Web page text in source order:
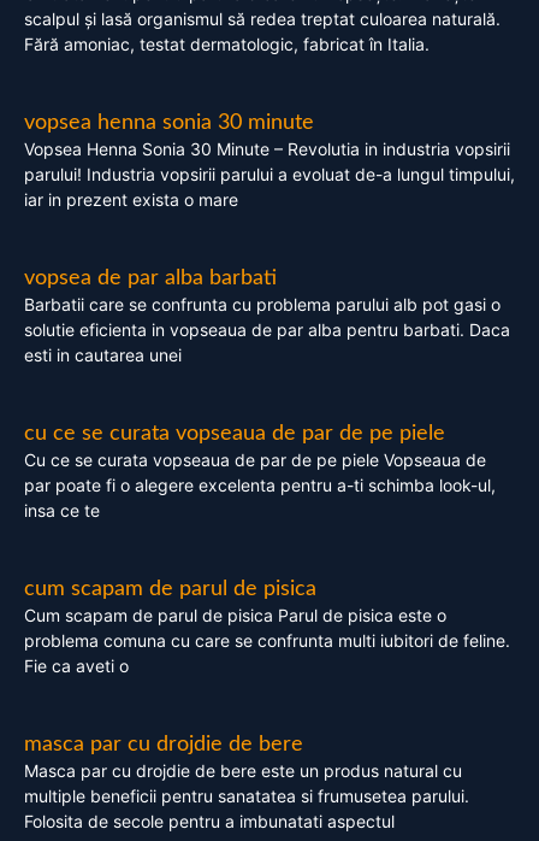
scalpul și lasă organismul să redea treptat culoarea naturală.
Fără amoniac, testat dermatologic, fabricat în Italia.
vopsea henna sonia 30 minute
Vopsea Henna Sonia 30 Minute – Revolutia in industria vopsirii
parului! Industria vopsirii parului a evoluat de-a lungul timpului,
iar in prezent exista o mare
vopsea de par alba barbati
Barbatii care se confrunta cu problema parului alb pot gasi o
solutie eficienta in vopseaua de par alba pentru barbati. Daca
esti in cautarea unei
cu ce se curata vopseaua de par de pe piele
Cu ce se curata vopseaua de par de pe piele Vopseaua de
par poate fi o alegere excelenta pentru a-ti schimba look-ul,
insa ce te
cum scapam de parul de pisica
Cum scapam de parul de pisica Parul de pisica este o
problema comuna cu care se confrunta multi iubitori de feline.
Fie ca aveti o
masca par cu drojdie de bere
Masca par cu drojdie de bere este un produs natural cu
multiple beneficii pentru sanatatea si frumusetea parului.
Folosita de secole pentru a imbunatati aspectul